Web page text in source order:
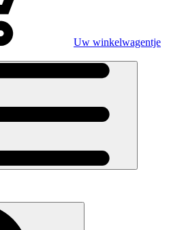
Uw winkelwagentje